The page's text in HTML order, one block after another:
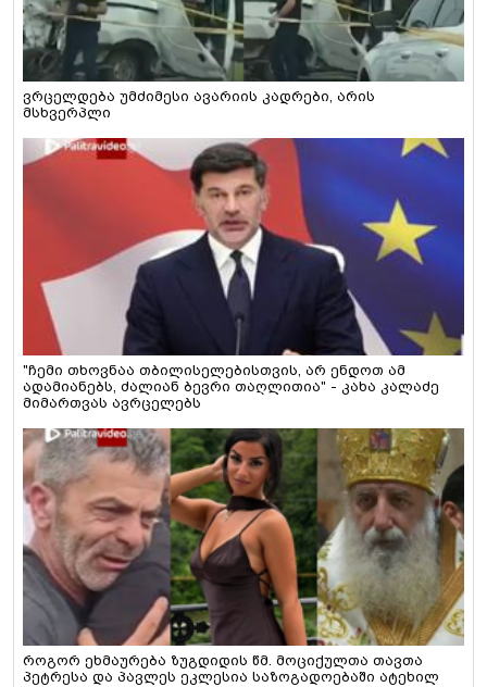
ვრცელდება უმძიმესი ავარიის კადრები, არის
მსხვერპლი
"ჩემი თხოვნაა თბილისელებისთვის, არ ენდოთ ამ
ადამიანებს, ძალიან ბევრი თაღლითია" - კახა კალაძე
მიმართვას ავრცელებს
როგორ ეხმაურება ზუგდიდის წმ. მოციქულთა თავთა
პეტრესა და პავლეს ეკლესია საზოგადოებაში ატეხილ